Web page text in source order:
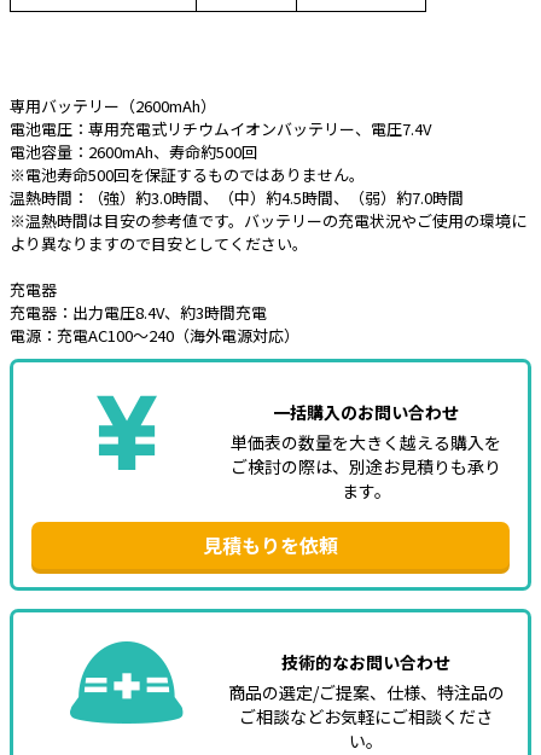
専用バッテリー（2600mAh）
電池電圧：専用充電式リチウムイオンバッテリー、電圧7.4V
電池容量：2600mAh、寿命約500回
※電池寿命500回を保証するものではありません。
温熱時間：（強）約3.0時間、（中）約4.5時間、（弱）約7.0時間
※温熱時間は目安の参考値です。バッテリーの充電状況やご使用の環境に
より異なりますので目安としてください。
充電器
充電器：出力電圧8.4V、約3時間充電
電源：充電AC100～240（海外電源対応）
一括購入のお問い合わせ
単価表の数量を大きく越える購入を
ご検討の際は、別途お見積りも承り
ます。
見積もりを依頼
技術的なお問い合わせ
商品の選定/ご提案、仕様、特注品の
ご相談などお気軽にご相談くださ
い。